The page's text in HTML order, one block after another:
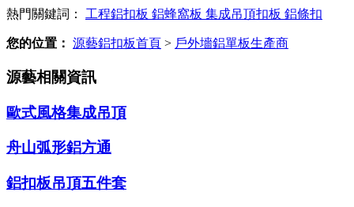
熱門關鍵詞： 工程鋁扣板 鋁蜂窩板 集成吊頂扣板 鋁條扣
您的位置： 源藝鋁扣板首頁 > 戶外墻鋁單板生產商
源藝相關資訊
歐式風格集成吊頂
舟山弧形鋁方通
鋁扣板吊頂五件套